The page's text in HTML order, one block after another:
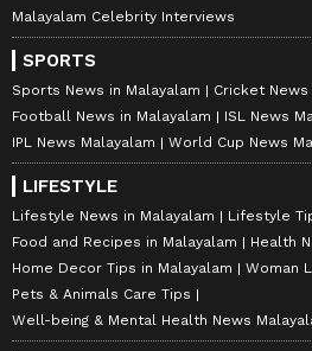
Malayalam Celebrity Interviews
SPORTS
Sports News in Malayalam
Cricket News
Football News in Malayalam
ISL News
IPL News Malayalam
World Cup News
LIFESTYLE
Lifestyle News in Malayalam
Lifestyle
Food and Recipes in Malayalam
Health
Home Decor Tips in Malayalam
Woman
Pets & Animals Care Tips
Well-being & Mental Health News